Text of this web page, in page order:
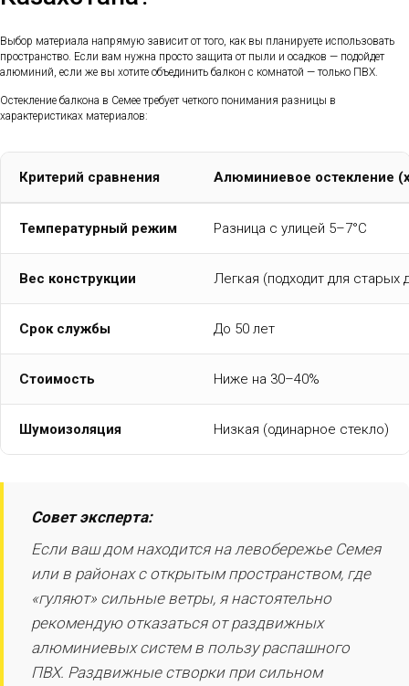
Выбор материала напрямую зависит от того, как вы планируете использовать
пространство. Если вам нужна просто защита от пыли и осадков — подойдет
алюминий, если же вы хотите объединить балкон с комнатой — только ПВХ.
Остекление балкона в Семее требует четкого понимания разницы в
характеристиках материалов:
Критерий сравнения Алюминиевое остекление
Температурный режим Разница с улицей 5–7°C
Вес конструкции Легкая (подходит для старых
Срок службы До 50 лет
Стоимость Ниже на 30–40%
Шумоизоляция Низкая (одинарное стекло)
Совет эксперта:
Если ваш дом находится на левобережье Семея
или в районах с открытым пространством, где
«гуляют» сильные ветры, я настоятельно
рекомендую отказаться от раздвижных
алюминиевых систем в пользу распашного
ПВХ. Раздвижные створки при сильном